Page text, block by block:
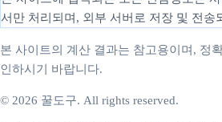
서만 처리되며, 외부 서버로 저장 및 전송
본 사이트의 계산 결과는 참고용이며, 정
인하시기 바랍니다.
© 2026 꿀도구. All rights reserved.